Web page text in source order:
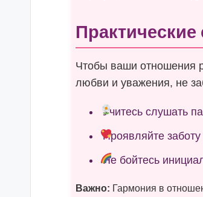
Чтобы ваши отношения
любви и уважения, не
Учитесь слушать
Проявляйте
Не бойтесь
Важно: Гармония в